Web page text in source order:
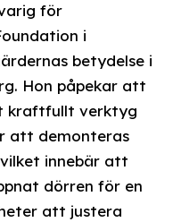
för
i
betydelse i
Hon påpekar att
kraftfullt verktyg
att demonteras
innebär att
dörren för en
att justera